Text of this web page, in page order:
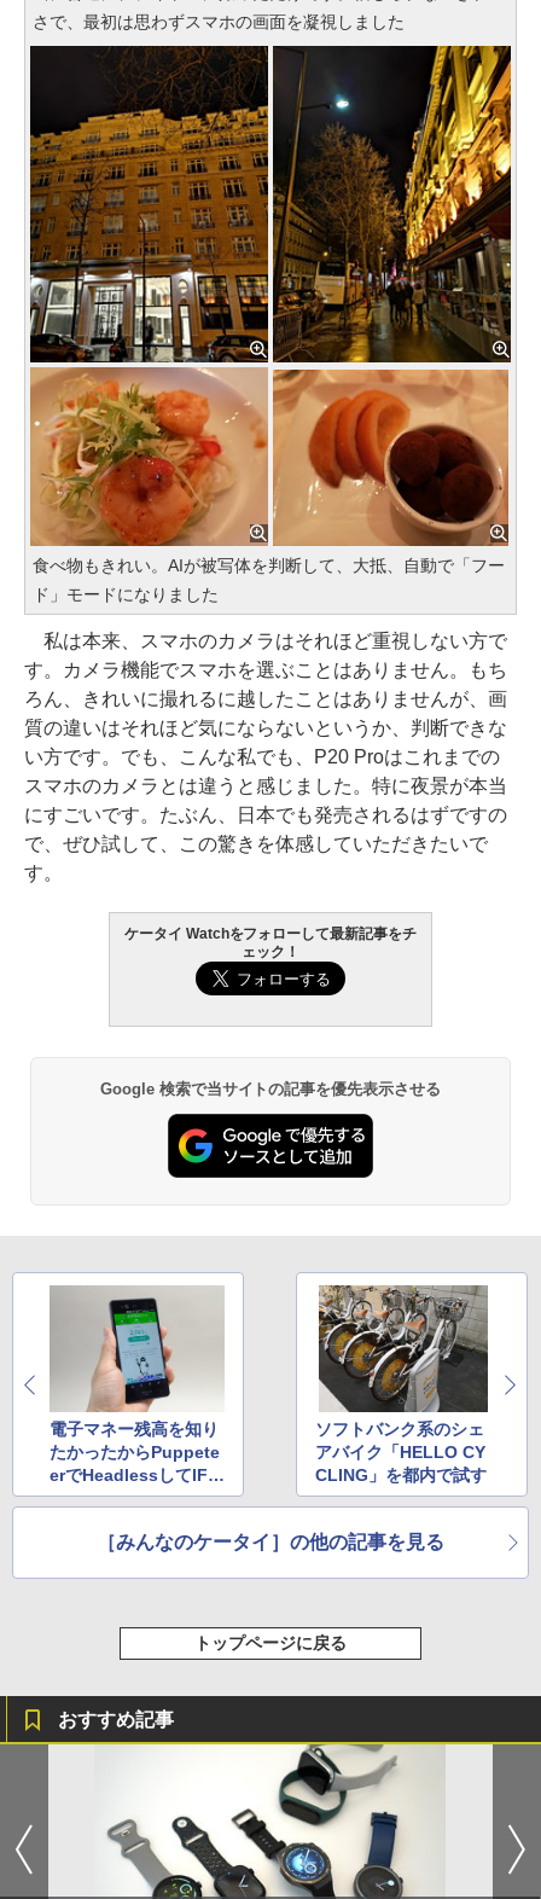
さで、最初は思わずスマホの画面を凝視しました
食べ物もきれい。AIが被写体を判断して、大抵、自動で「フー
ド」モードになりました
私は本来、スマホのカメラはそれほど重視しない方で
す。カメラ機能でスマホを選ぶことはありません。もち
ろん、きれいに撮れるに越したことはありませんが、画
質の違いはそれほど気にならないというか、判断できな
い方です。でも、こんな私でも、P20 Proはこれまでの
スマホのカメラとは違うと感じました。特に夜景が本当
にすごいです。たぶん、日本でも発売されるはずですの
で、ぜひ試して、この驚きを体感していただきたいで
す。
ケータイ Watchをフォローして最新記事をチ
ェック！
Google 検索で当サイトの記事を優先表示させる
電子マネー残高を知り
たかったからPuppete
erでHeadlessしてIFT
TTしてみた
ソフトバンク系のシェ
アバイク「HELLO CY
CLING」を都内で試す
［みんなのケータイ］の他の記事を見る
トップページに戻る
おすすめ記事